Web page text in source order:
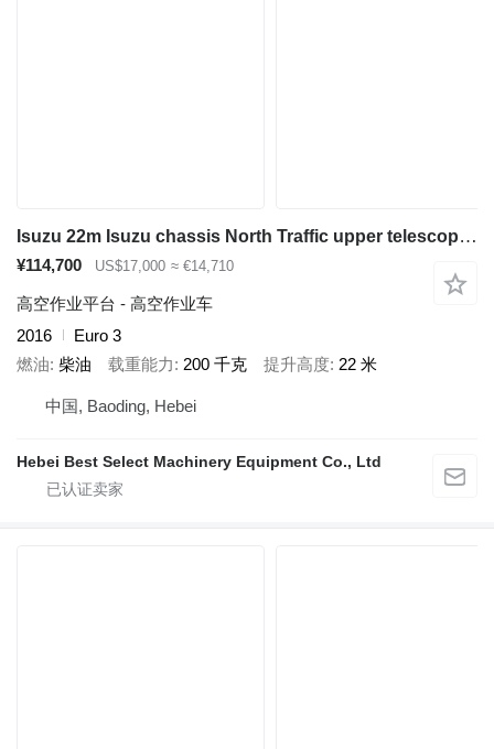
Isuzu 22m Isuzu chassis North Traffic upper telescopic boom many types
¥114,700 US$17,000 ≈ €14,710
高空作业平台 - 高空作业车
2016
Euro 3
燃油 柴油 载重能力 200 千克 提升高度 22 米
中国, Baoding, Hebei
Hebei Best Select Machinery Equipment Co., Ltd